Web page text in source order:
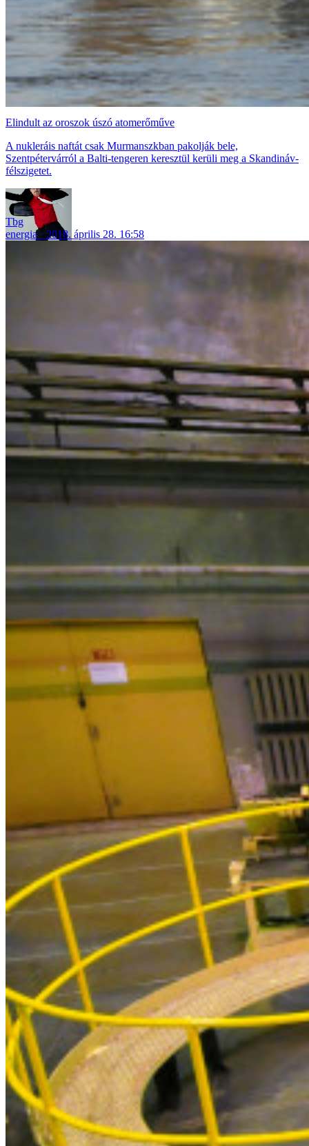
Elindult az oroszok úszó atomerőműve
A nukleráis naftát csak Murmanszkban pakolják bele,
Szentpétervárról a Balti-tengeren keresztül kerüli meg a Skandináv-
félszigetet.
Tbg
energia
2018. április 28. 16:58